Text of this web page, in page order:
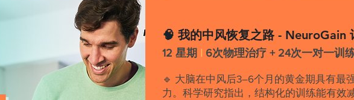
🧠 我的中风恢复之路 - NeuroGain
12 星期 6次物理治疗 + 24次一对一训
🔹 大脑在中风后3–6个月的黄金期具有最
力。科学研究指出，结构化的训练能有效